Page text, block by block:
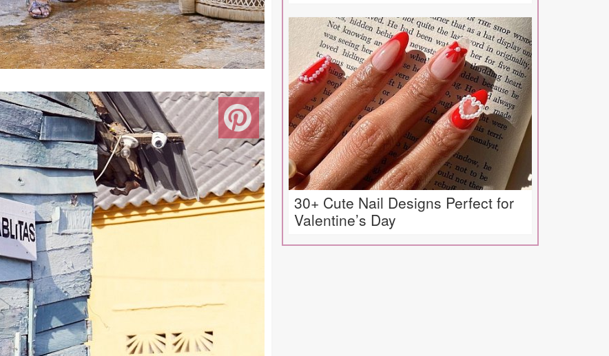
30+ Cute Nail Designs Perfect for
Valentine’s Day